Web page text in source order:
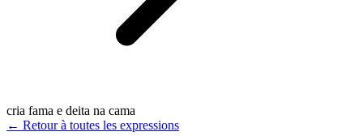
cria fama e deita na cama
← Retour à toutes les expressions